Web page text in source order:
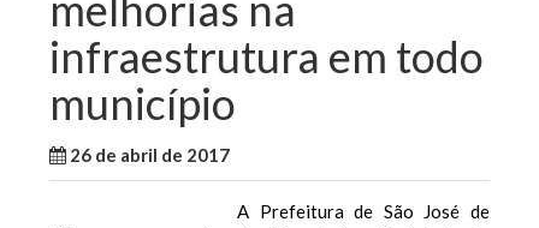
infraestrutura em todo
município
26 de abril de 2017
A Prefeitura de São José de